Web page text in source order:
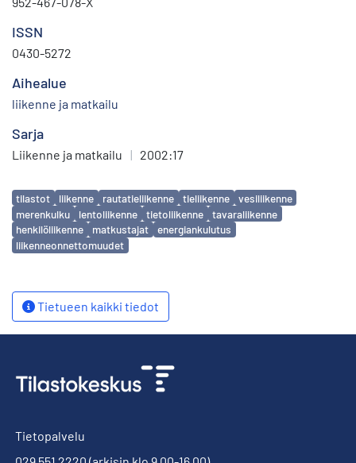
ISSN
0430-5272
Aihealue
liikenne ja matkailu
Sarja
Liikenne ja matkailu | 2002:17
Avainsanat
tilastot liikenne rautatieliikenne tieliikenne
vesiliikenne
merenkulku
lentoliikenne tietoliikenne
tavaraliikenne
henkilöliikenne
matkustajat
energiankulutus
liikenneonnettomuudet
Tietueen kaikki tiedot
Tietopalvelu